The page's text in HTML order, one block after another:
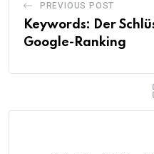
PREVIOUS POST
Keywords: Der
Google-Ranking